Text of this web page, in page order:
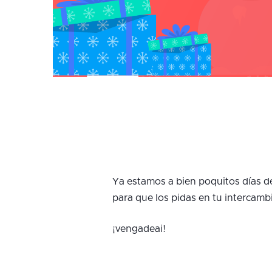
Ya estamos a bien poquitos días
para que los pidas en tu
¡vengadeai!